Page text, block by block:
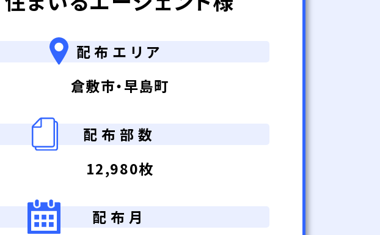
配布エリア
倉敷市・早島町
配布部数
12,980枚
配布月